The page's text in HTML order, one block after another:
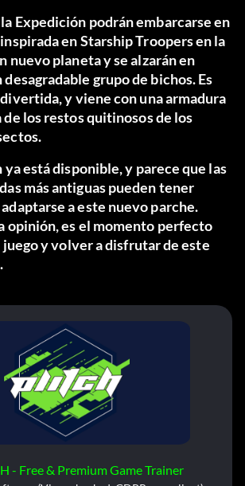
Expedición podrán embarcarse en
en Starship Troopers en la
nuevo planeta y se alzarán en
grupo de bichos. Es
y viene con una armadura
los restos quitinosos de los
ya está disponible, y parece que las
más antiguas pueden tener
a este nuevo parche.
opinión, es el momento perfecto
y volver a disfrutar de este
- Free & Premium Game Trainer